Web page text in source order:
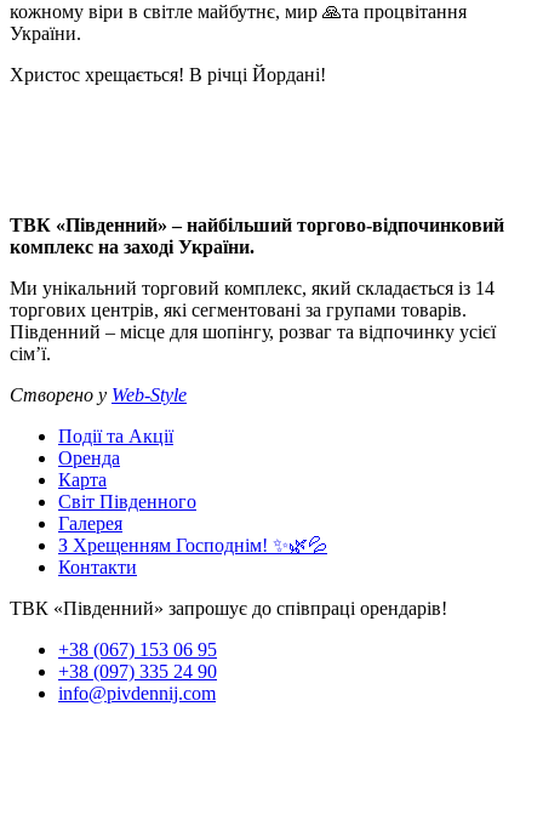
кожному віри в світле майбутнє, мир 🙏та процвітання
України.
Христос хрещається! В річці Йордані!
ТВК «Південний» – найбільший торгово-відпочинковий
комплекс на заході України.
Ми унікальний торговий комплекс, який складається із 14
торгових центрів, які сегментовані за групами товарів.
Південний – місце для шопінгу, розваг та відпочинку усієї
сім’ї.
Створено у Web-Style
Події та Акції
Оренда
Карта
Світ Південного
Галерея
З Хрещенням Господнім! ✨🌿💦
Контакти
ТВК «Південний» запрошує до співпраці орендарів!
+38 (067) 153 06 95
+38 (097) 335 24 90
info@pivdennij.com